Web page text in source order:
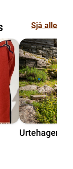
Sjå alle
Urtehagen